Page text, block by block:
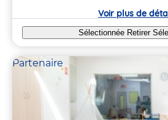
Voir plus de
Sélectionnée Retirer
Partenaire